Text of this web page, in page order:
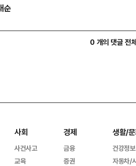
순
0 개의 댓글 전
사회
사건사고
교육
경제
금융
증권
생활/
건강정보
자동차/